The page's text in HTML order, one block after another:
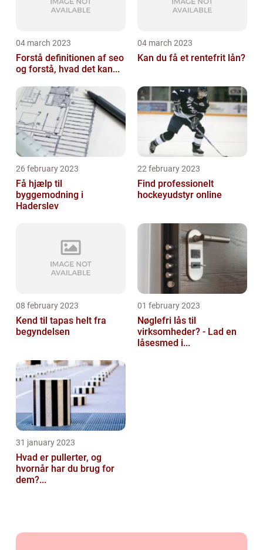
04 march 2023
Forstå definitionen af seo
og forstå, hvad det kan...
04 march 2023
Kan du få et rentefrit lån?
26 february 2023
Få hjælp til
byggemodning i
Haderslev
22 february 2023
Find professionelt
hockeyudstyr online
08 february 2023
Kend til tapas helt fra
begyndelsen
01 february 2023
Nøglefri lås til
virksomheder? - Lad en
låsesmed i...
31 january 2023
Hvad er pullerter, og
hvornår har du brug for
dem?...